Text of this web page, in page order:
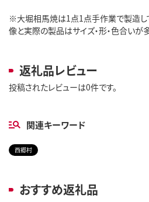
※大堀相馬焼は1点1点手作業で製造し
像と実際の製品はサイズ・形・色合いが
返礼品レビュー
投稿されたレビューは0件です。
関連キーワード
西郷村
おすすめ返礼品